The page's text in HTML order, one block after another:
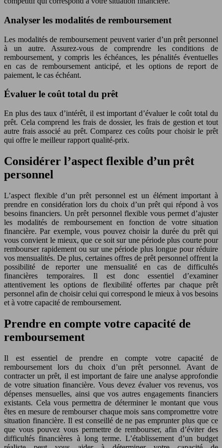
Analyser les modalités de remboursement
Les modalités de remboursement peuvent varier d’un prêt personnel
à un autre. Assurez-vous de comprendre les conditions de
remboursement, y compris les échéances, les pénalités éventuelles
en cas de remboursement anticipé, et les options de report de
paiement, le cas échéant.
Évaluer le coût total du prêt
En plus des taux d’intérêt, il est important d’évaluer le coût total du
prêt. Cela comprend les frais de dossier, les frais de gestion et tout
autre frais associé au prêt. Comparez ces coûts pour choisir le prêt
qui offre le meilleur rapport qualité-prix.
Considérer l’aspect flexible d’un prêt
personnel
L’aspect flexible d’un prêt personnel est un élément important à
prendre en considération lors du choix d’un prêt qui répond à vos
besoins financiers. Un prêt personnel flexible vous permet d’ajuster
les modalités de remboursement en fonction de votre situation
financière. Par exemple, vous pouvez choisir la durée du prêt qui
vous convient le mieux, que ce soit sur une période plus courte pour
rembourser rapidement ou sur une période plus longue pour réduire
vos mensualités. De plus, certaines offres de prêt personnel offrent la
possibilité de reporter une mensualité en cas de difficultés
financières temporaires. Il est donc essentiel d’examiner
attentivement les options de flexibilité offertes par chaque prêt
personnel afin de choisir celui qui correspond le mieux à vos besoins
et à votre capacité de remboursement.
Prendre en compte votre capacité de
remboursement
Il est essentiel de prendre en compte votre capacité de
remboursement lors du choix d’un prêt personnel. Avant de
contracter un prêt, il est important de faire une analyse approfondie
de votre situation financière. Vous devez évaluer vos revenus, vos
dépenses mensuelles, ainsi que vos autres engagements financiers
existants. Cela vous permettra de déterminer le montant que vous
êtes en mesure de rembourser chaque mois sans compromettre votre
situation financière. Il est conseillé de ne pas emprunter plus que ce
que vous pouvez vous permettre de rembourser, afin d’éviter des
difficultés financières à long terme. L’établissement d’un budget